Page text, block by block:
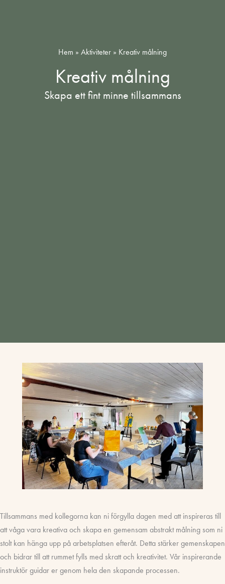
Hem » Aktiviteter » Kreativ målning
Kreativ målning
Skapa ett fint minne tillsammans
Tillsammans med kollegorna kan ni förgylla dagen med att inspireras till
att våga vara kreativa och skapa en gemensam abstrakt målning som ni
stolt kan hänga upp på arbetsplatsen efteråt. Detta stärker gemenskapen
och bidrar till att rummet fylls med skratt och kreativitet. Vår inspirerande
instruktör guidar er genom hela den skapande processen.